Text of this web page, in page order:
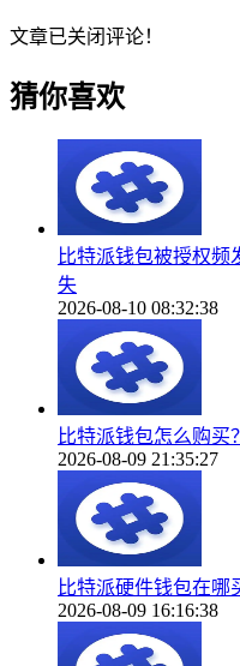
文章已关闭评论！
猜你喜欢
比特派钱包被授权频
失
2026-08-10 08:32:38
比特派钱包怎么购买
2026-08-09 21:35:27
比特派硬件钱包在哪
2026-08-09 16:16:38